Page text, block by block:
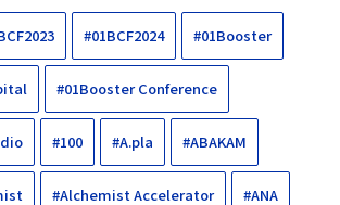
#01BCF2024 #01Booster
#01Booster Conference
#100 #A.pla #ABAKAM
#Alchemist Accelerator #ANA